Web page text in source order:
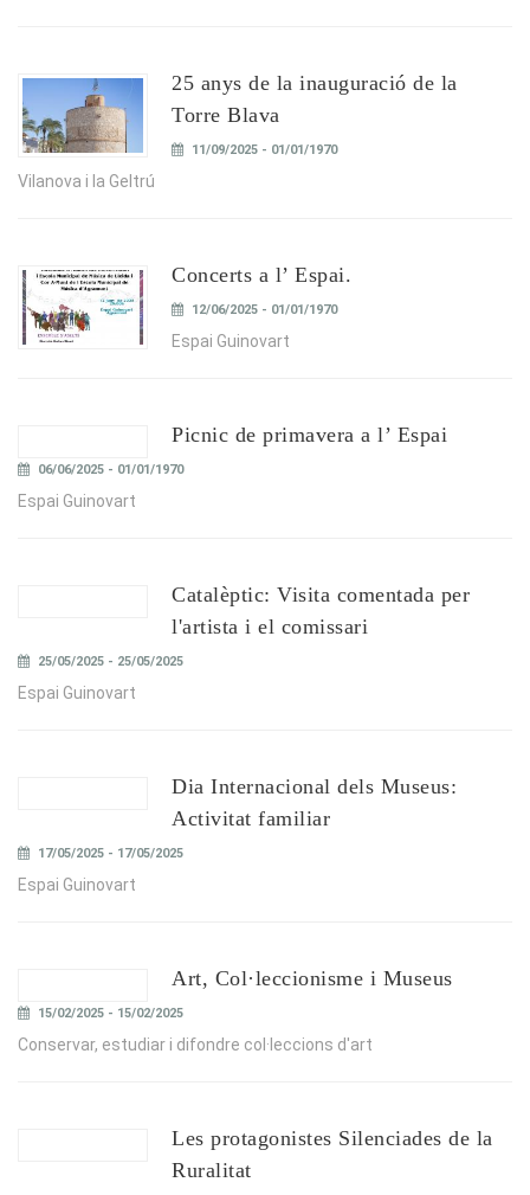
25 anys de la inauguració de la
Torre Blava
11/09/2025 - 01/01/1970
Vilanova i la Geltrú
Concerts a l’ Espai.
12/06/2025 - 01/01/1970
Espai Guinovart
Picnic de primavera a l’ Espai
06/06/2025 - 01/01/1970
Espai Guinovart
Catalèptic: Visita comentada per
l'artista i el comissari
25/05/2025 - 25/05/2025
Espai Guinovart
Dia Internacional dels Museus:
Activitat familiar
17/05/2025 - 17/05/2025
Espai Guinovart
Art, Col·leccionisme i Museus
15/02/2025 - 15/02/2025
Conservar, estudiar i difondre col·leccions d'art
Les protagonistes Silenciades de la
Ruralitat